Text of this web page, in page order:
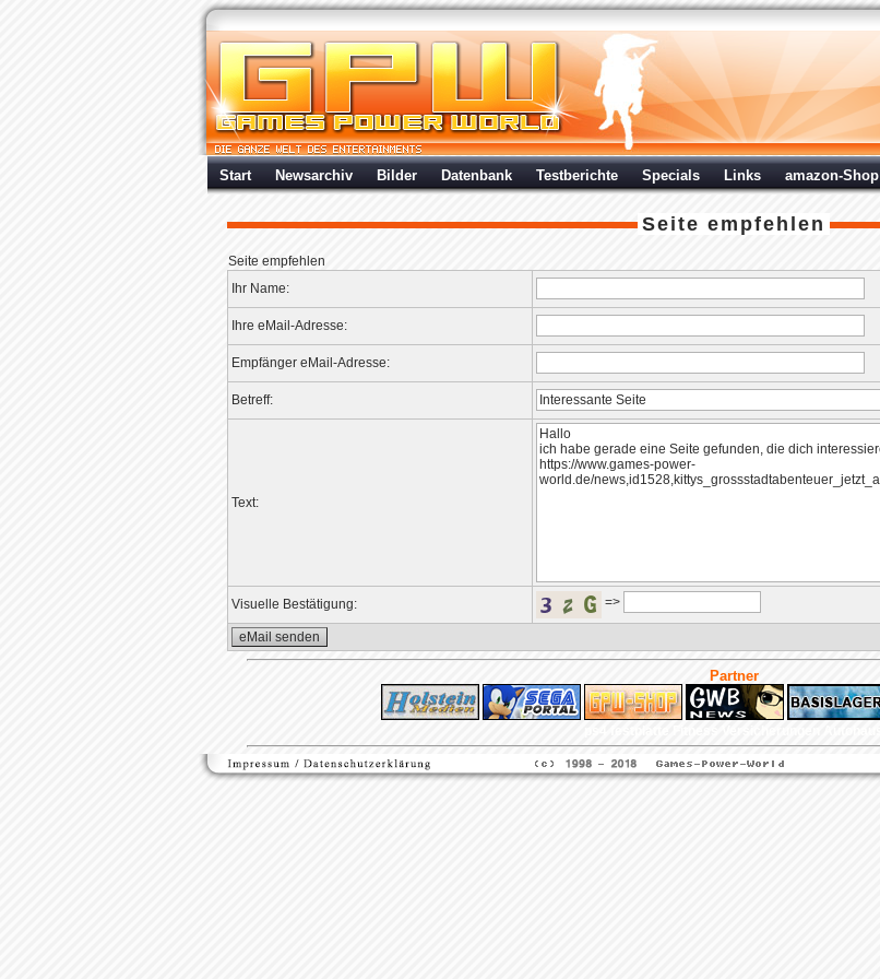
Start Newsarchiv Bilder Datenbank Testberichte Specials Links amazon-Shop
Seite empfehlen
Seite empfehlen
Ihr Name:
Ihre eMail-Adresse:
Empfänger eMail-Adresse:
Betreff:
Text:
Visuelle Bestätigung: =>
Partner